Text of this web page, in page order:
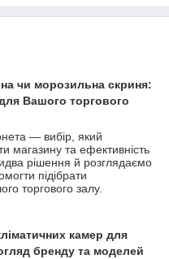
чи морозильна скриня:
Вашого торгового
— вибір, який
магазину та ефективність
рішення й розглядаємо
підібрати
торгового залу.
камер для
бренду та моделей